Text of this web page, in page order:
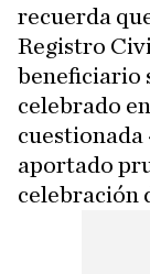
recuerda
Registro
beneficiario
celebrado
cuestionada
aportado
celebración